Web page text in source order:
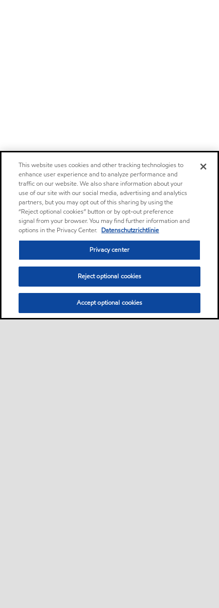
This website uses cookies and other tracking technologies to
enhance user experience and to analyze performance and
traffic on our website. We also share information about your
use of our site with our social media, advertising and analytics
partners, but you may opt out of this sharing by using the
“Reject optional cookies” button or by opt-out preference
signal from your browser. You may find further information and
options in the Privacy Center. Datenschutzrichtlinie
Privacy center
Reject optional cookies
Accept optional cookies